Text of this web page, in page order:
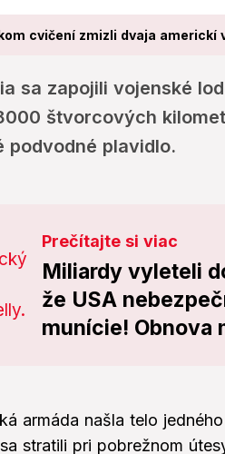
cvičení zmizli dvaja americkí
sa zapojili vojenské
štvorcových
podvodné plavidlo.
Prečítajte si viac
Miliardy vyleteli
že USA
munície! Obnova
armáda našla telo
stratili pri pobrežnom